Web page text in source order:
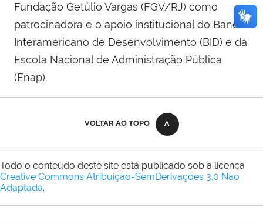
Fundação Getúlio Vargas (FGV/RJ) como
patrocinadora e o apoio institucional do Banco
Interamericano de Desenvolvimento (BID) e da
Escola Nacional de Administração Pública
(Enap).
VOLTAR AO TOPO
Todo o conteúdo deste site está publicado sob a licença
Creative Commons Atribuição-SemDerivações 3.0 Não
Adaptada.